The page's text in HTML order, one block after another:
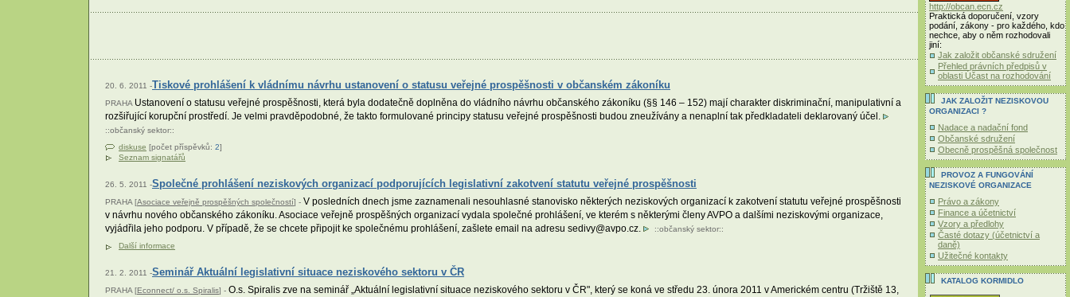
20. 6. 2011 -Tiskové prohlášení k vládnímu návrhu ustanovení o statusu veřejné prospěšnosti v občanském zákoníku
PRAHA Ustanovení o statusu veřejné prospěšnosti, která byla dodatečně doplněna do vládního návrhu občanského zákoníku (§§ 146 – 152) mají charakter diskriminační, manipulativní a
rozšiřující korupční prostředí. Je velmi pravděpodobné, že takto formulované principy statusu veřejné prospěšnosti budou zneužívány a nenaplní tak předkladateli deklarovaný účel.
::občanský sektor::
diskuse [počet příspěvků: 2]
Seznam signatářů
26. 5. 2011 -Společné prohlášení neziskových organizací podporujících legislativní zakotvení statutu veřejné prospěšnosti
PRAHA [Asociace veřejně prospěšných společností] - V posledních dnech jsme zaznamenali nesouhlasné stanovisko některých neziskových organizací k zakotvení statutu veřejné prospěšnosti
v návrhu nového občanského zákoníku. Asociace veřejně prospěšných organizací vydala společné prohlášení, ve kterém s některými členy AVPO a dalšími neziskovými organizace,
vyjádřila jeho podporu. V případě, že se chcete připojit ke společnému prohlášení, zašlete email na adresu sedivy@avpo.cz.
::občanský sektor::
Další informace
21. 2. 2011 -Seminář Aktuální legislativní situace neziskového sektoru v ČR
PRAHA [Econnect/ o.s. Spiralis] - O.s. Spiralis zve na seminář „Aktuální legislativní situace neziskového sektoru v ČR", který se koná ve středu 23. února 2011 v Americkém centru (Tržiště 13,
http://obcan.ecn.cz
Praktická doporučení, vzory
podání, zákony - pro každého, kdo
nechce, aby o něm rozhodovali
jiní:
Jak založit občanské sdružení
Přehled právních předpisů v
oblasti Účast na rozhodování
JAK ZALOŽIT NEZISKOVOU
ORGANIZACI ?
Nadace a nadační fond
Občanské sdružení
Obecně prospěšná společnost
PROVOZ A FUNGOVÁNÍ
NEZISKOVÉ ORGANIZACE
Právo a zákony
Finance a účetnictví
Vzory a předlohy
Časté dotazy (účetnictví a
daně)
Užitečné kontakty
KATALOG KORMIDLO